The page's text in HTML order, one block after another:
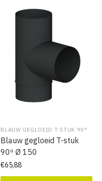
BLAUW GEGLOEID T-STUK 90°
Blauw gegloeid T-stuk
90º Ø 150
€65,88